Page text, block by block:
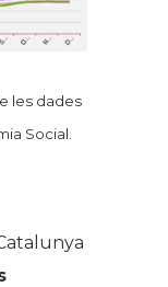
les dades
Social.